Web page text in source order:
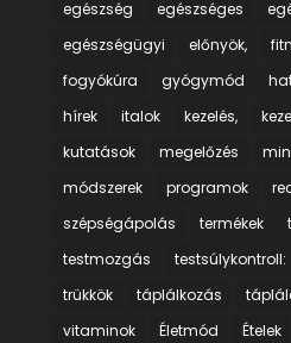
egészség
egészséges
egészségügyi
előnyök,
fogyókúra
gyógymód
hírek
italok kezelés,
kutatások
megelőzés
módszerek
programok
szépségápolás
termékek
testmozgás
testsúlykontroll:
trükkök
táplálkozás
vitaminok
Életmód Ételek